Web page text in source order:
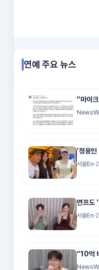
연예 주요 뉴스
“마이
‘정웅
서울En·
연프도
서울En·
“10억